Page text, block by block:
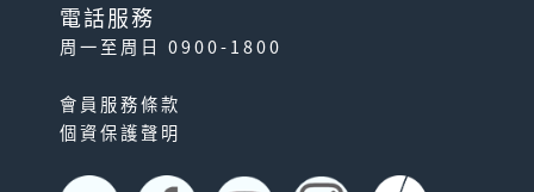
電話服務
周一至周日 0900-1800
會員服務條款
個資保護聲明